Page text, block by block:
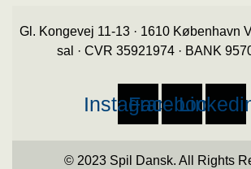
Gl. Kongevej 11-13 · 1610 København
sal · CVR 35921974 · BANK
InstagramFacebook
© 2023 Spil Dansk. All Rights